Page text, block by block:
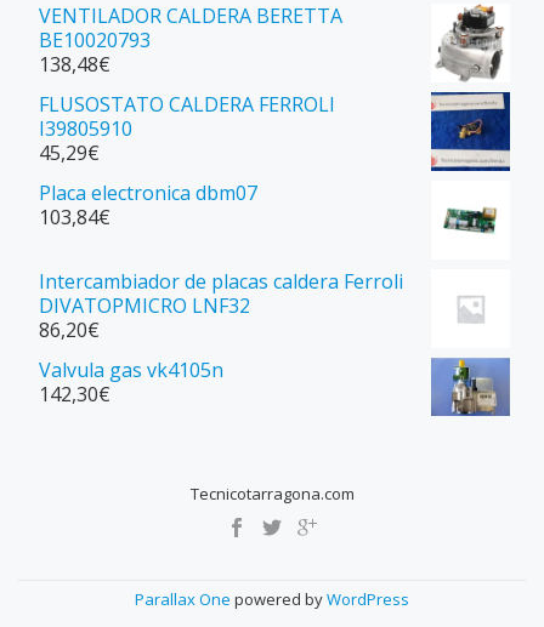
VENTILADOR CALDERA BERETTA
BE10020793
138,48€
FLUSOSTATO CALDERA FERROLI
I39805910
45,29€
Placa electronica dbm07
103,84€
Intercambiador de placas caldera Ferroli
DIVATOPMICRO LNF32
86,20€
Valvula gas vk4105n
142,30€
Tecnicotarragona.com
Parallax One powered byWordPress